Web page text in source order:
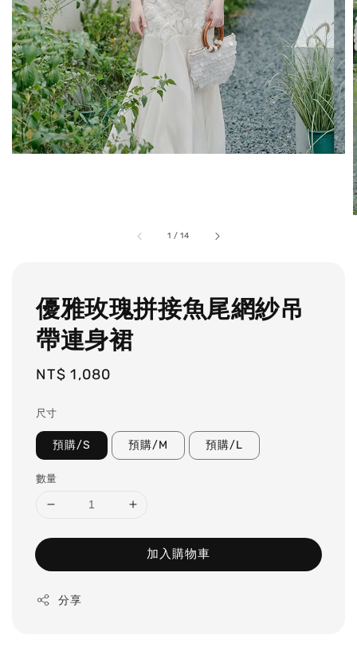
1 /14
優雅玫瑰拼接魚尾網紗吊
帶連身裙
Regular
NT$ 1,080
尺寸
預購/S 預購/M 預購/L
數量
加入購物車
分享